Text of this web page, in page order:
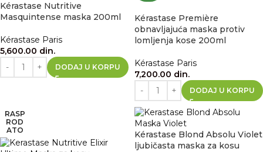
Kérastase Nutritive
Masquintense maska 200ml
Kérastase Paris
5,600.00 din.
DODAJ U KORPU
Kérastase Première
obnavljajuća maska protiv
lomljenja kose 200ml
Kérastase Paris
7,200.00 din.
DODAJ U KORPU
RASP
ROD
ATO
Kérastase Blond Absolu Violet
ljubičasta maska za kosu